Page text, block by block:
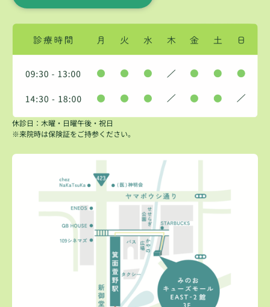
休診日：木曜・日曜午後・祝日
※来院時は保険証をご持参ください。